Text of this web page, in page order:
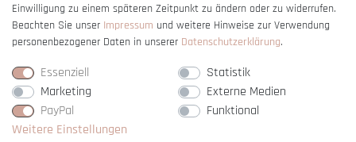
Einwilligung zu einem späteren Zeitpunkt zu ändern oder zu widerrufen.
Beachten Sie unser Impressum und weitere Hinweise zur Verwendung
personenbezogener Daten in unserer Daten­schutz­erklärung.
Essenziell
Statistik
Marketing
Externe Medien
PayPal
Funktional
Weitere Einstellungen